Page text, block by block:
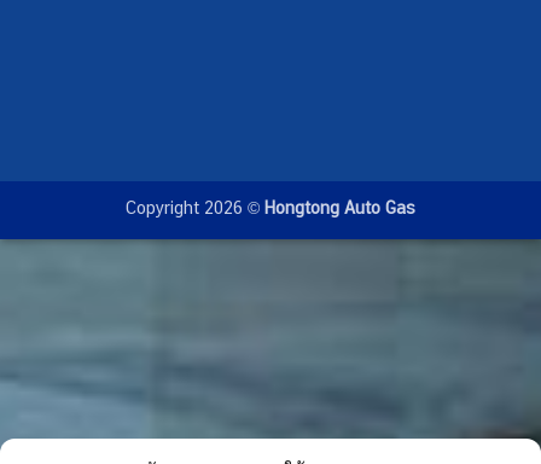
Copyright 2026 © Hongtong Auto Gas